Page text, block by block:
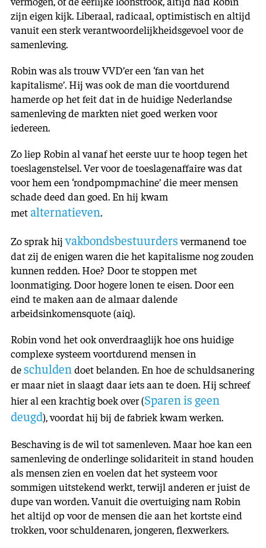
zijn eigen kijk. Liberaal, radicaal, optimistisch en altijd
vanuit een sterk verantwoordelijkheidsgevoel voor de
samenleving.
Robin was als trouw VVD’er een ‘fan van het
kapitalisme’. Hij was ook de man die voortdurend
hamerde op het feit dat in de huidige Nederlandse
samenleving de markten niet goed werken voor
iedereen.
Zo liep Robin al vanaf het eerste uur te hoop tegen het
toeslagenstelsel. Ver voor de toeslagenaffaire was dat
voor hem een ‘rondpompmachine’ die meer mensen
schade deed dan goed. En hij kwam
metalternatieven.
Zo sprak hijvakbondsbestuurdersvermanend toe
dat zij de enigen waren die het kapitalisme nog zouden
kunnen redden. Hoe? Door te stoppen met
loonmatiging. Door hogere lonen te eisen. Door een
eind te maken aan de almaar dalende
arbeidsinkomensquote (aiq).
Robin vond het ook onverdraaglijk hoe ons huidige
complexe systeem voortdurend mensen in
deschulden doet belanden. En hoe de schuldsanering
er maar niet in slaagt daar iets aan te doen. Hij schreef
hier al een krachtig boek over (Sparen is geen
deugd), voordat hij bij de fabriek kwam werken.
Beschaving is de wil tot samenleven. Maar hoe kan een
samenleving de onderlinge solidariteit in stand houden
als mensen zien en voelen dat het systeem voor
sommigen uitstekend werkt, terwijl anderen er juist de
dupe van worden. Vanuit die overtuiging nam Robin
het altijd op voor de mensen die aan het kortste eind
trokken, voor schuldenaren, jongeren, flexwerkers.